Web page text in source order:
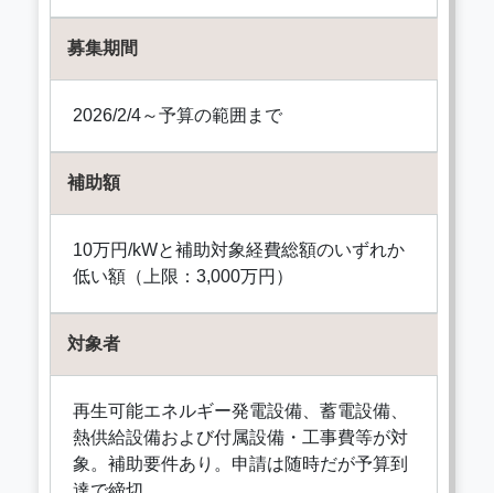
募集期間
2026/2/4～予算の範囲まで
補助額
10万円/kWと補助対象経費総額のいずれか
低い額（上限：3,000万円）
対象者
再生可能エネルギー発電設備、蓄電設備、
熱供給設備および付属設備・工事費等が対
象。補助要件あり。申請は随時だが予算到